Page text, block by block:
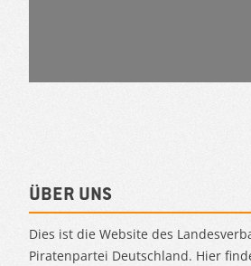
Über uns
Dies ist die Website des
Piratenpartei Deutschland. Hier